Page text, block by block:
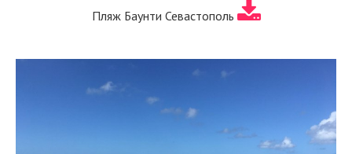
Пляж Баунти Севастополь